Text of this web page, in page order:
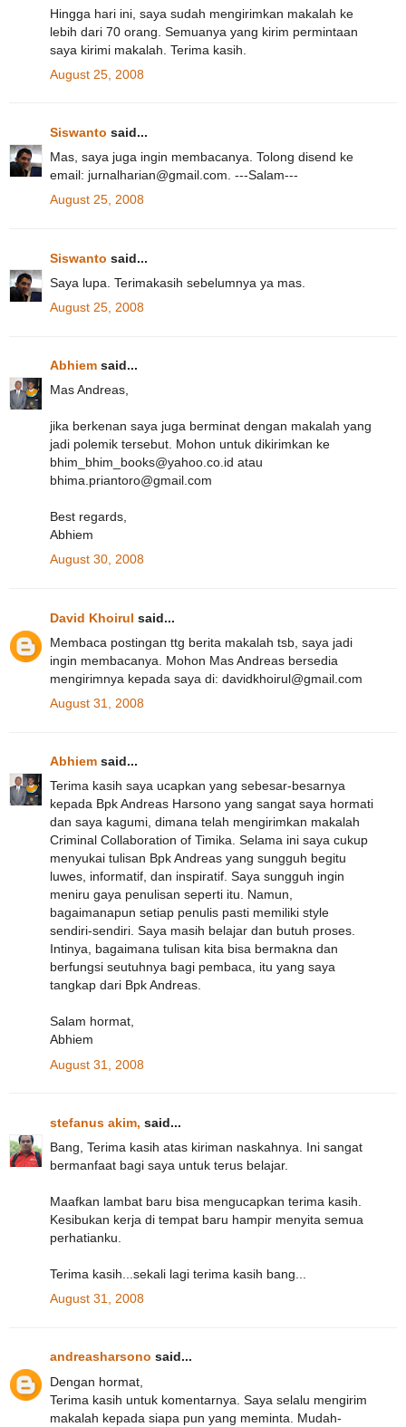
Hingga hari ini, saya sudah mengirimkan makalah ke
lebih dari 70 orang. Semuanya yang kirim permintaan
saya kirimi makalah. Terima kasih.
August 25, 2008
Siswanto said...
Mas, saya juga ingin membacanya. Tolong disend ke
email: jurnalharian@gmail.com. ---Salam---
August 25, 2008
Siswanto said...
Saya lupa. Terimakasih sebelumnya ya mas.
August 25, 2008
Abhiem said...
Mas Andreas,
jika berkenan saya juga berminat dengan makalah yang
jadi polemik tersebut. Mohon untuk dikirimkan ke
bhim_bhim_books@yahoo.co.id atau
bhima.priantoro@gmail.com
Best regards,
Abhiem
August 30, 2008
David Khoirul said...
Membaca postingan ttg berita makalah tsb, saya jadi
ingin membacanya. Mohon Mas Andreas bersedia
mengirimnya kepada saya di: davidkhoirul@gmail.com
August 31, 2008
Abhiem said...
Terima kasih saya ucapkan yang sebesar-besarnya
kepada Bpk Andreas Harsono yang sangat saya hormati
dan saya kagumi, dimana telah mengirimkan makalah
Criminal Collaboration of Timika. Selama ini saya cukup
menyukai tulisan Bpk Andreas yang sungguh begitu
luwes, informatif, dan inspiratif. Saya sungguh ingin
meniru gaya penulisan seperti itu. Namun,
bagaimanapun setiap penulis pasti memiliki style
sendiri-sendiri. Saya masih belajar dan butuh proses.
Intinya, bagaimana tulisan kita bisa bermakna dan
berfungsi seutuhnya bagi pembaca, itu yang saya
tangkap dari Bpk Andreas.
Salam hormat,
Abhiem
August 31, 2008
stefanus akim, said...
Bang, Terima kasih atas kiriman naskahnya. Ini sangat
bermanfaat bagi saya untuk terus belajar.
Maafkan lambat baru bisa mengucapkan terima kasih.
Kesibukan kerja di tempat baru hampir menyita semua
perhatianku.
Terima kasih...sekali lagi terima kasih bang...
August 31, 2008
andreasharsono said...
Dengan hormat,
Terima kasih untuk komentarnya. Saya selalu mengirim
makalah kepada siapa pun yang meminta. Mudah-